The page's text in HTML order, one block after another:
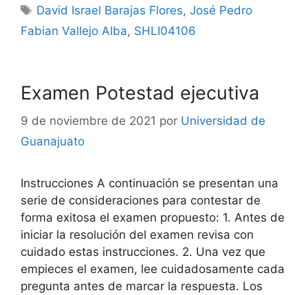
Etiquetas
David Israel Barajas Flores,José Pedro
Fabian Vallejo Alba, SHLI04106
Examen Potestad ejecutiva
9 de noviembre de 2021 por Universidad de
Guanajuato
Instrucciones A continuación se presentan una
serie de consideraciones para contestar de
forma exitosa el examen propuesto: 1. Antes de
iniciar la resolución del examen revisa con
cuidado estas instrucciones. 2. Una vez que
empieces el examen, lee cuidadosamente cada
pregunta antes de marcar la respuesta. Los